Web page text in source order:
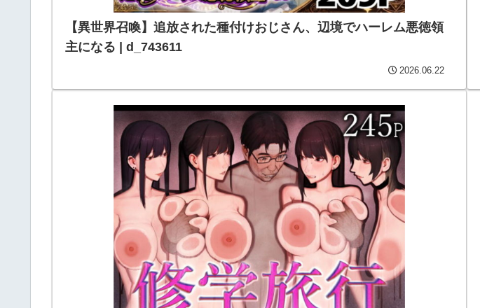
【異世界召喚】追放された種付けおじさん、辺境でハーレム悪徳領
主になる | d_743611
2026.06.22